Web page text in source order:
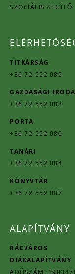
SZOCIÁLIS SEGÍTŐ
TITKÁRSÁG
+36 72 552 085
GAZDASÁGI IRODA
+36 72 552 083
PORTA
+36 72 552 080
TANÁRI
+36 72 552 084
KÖNYVTÁR
+36 72 552 087
ALAPÍTVÁNY
RÁCVÁROS
DIÁKALAPÍTVÁNY
ADÓSZÁM: